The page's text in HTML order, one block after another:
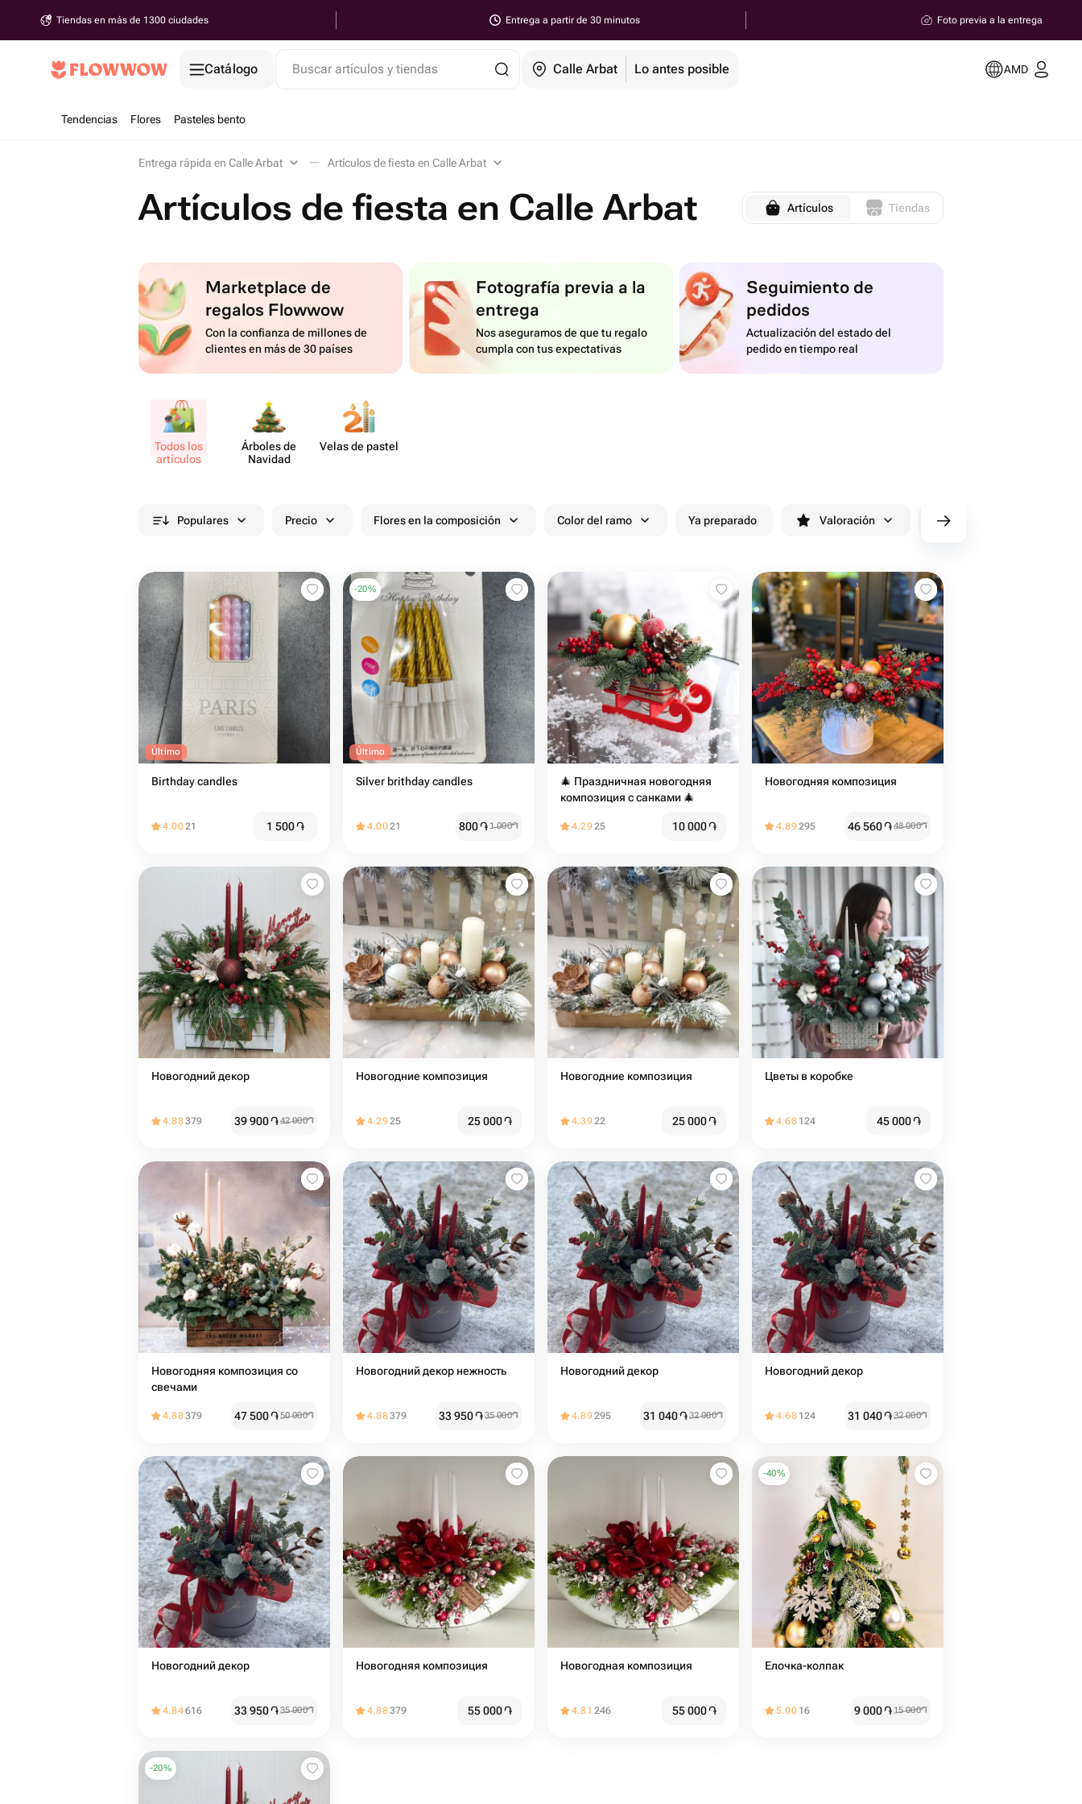
Tiendas en más de 1300 ciudades Entrega a partir de 30 minutos Foto previa a la entrega
Catálogo Buscar artículos y tiendas Calle Arbat Lo antes posible AMD
Tendencias Flores Pasteles bento
Entrega rápida en Calle Arbat Artículos de fiesta en Calle Arbat
Artículos de fiesta en Calle Arbat Artículos Tiendas
Marketplace de
regalos Flowwow
Con la confianza de millones de
clientes en más de 30 países
Fotografía previa a la
entrega
Nos aseguramos de que tu regalo
cumpla con tus expectativas
Seguimiento de
pedidos
Actualización del estado del
pedido en tiempo real
Todos los
artículos
Árboles de
Navidad
Velas de pastel
Populares Precio Flores en la composición Color del ramo Ya preparado Valoración Entrega antes de 90 minutos
Último
Birthday candles
4.0021 1 500֏
-20%
Último
Silver brithday candles
4.0021 800֏1 000֏
🎄 Праздничная новогодняя
композиция с санками 🎄
4.2925 10 000֏
Новогодняя композиция
4.89295 46 560֏48 000֏
Новогодний декор
4.88379 39 900֏42 000֏
Новогодние композиция
4.2925 25 000֏
Новогодние композиция
4.3922 25 000֏
Цветы в коробке
4.68 124 45 000֏
Новогодняя композиция со
свечами
4.88379 47 500֏50 000֏
Новогодний декор нежность
4.88379 33 950֏35 000֏
Новогодний декор
4.89295 31 040֏32 000֏
Новогодний декор
4.68 124 31 040֏32 000֏
Новогодний декор
4.84616 33 950֏35 000֏
Новогодняя композиция
4.88379 55 000֏
Новогодная композиция
4.81 246 55 000֏
-40%
Елочка-колпак
5.00 16 9 000֏15 000֏
-20%